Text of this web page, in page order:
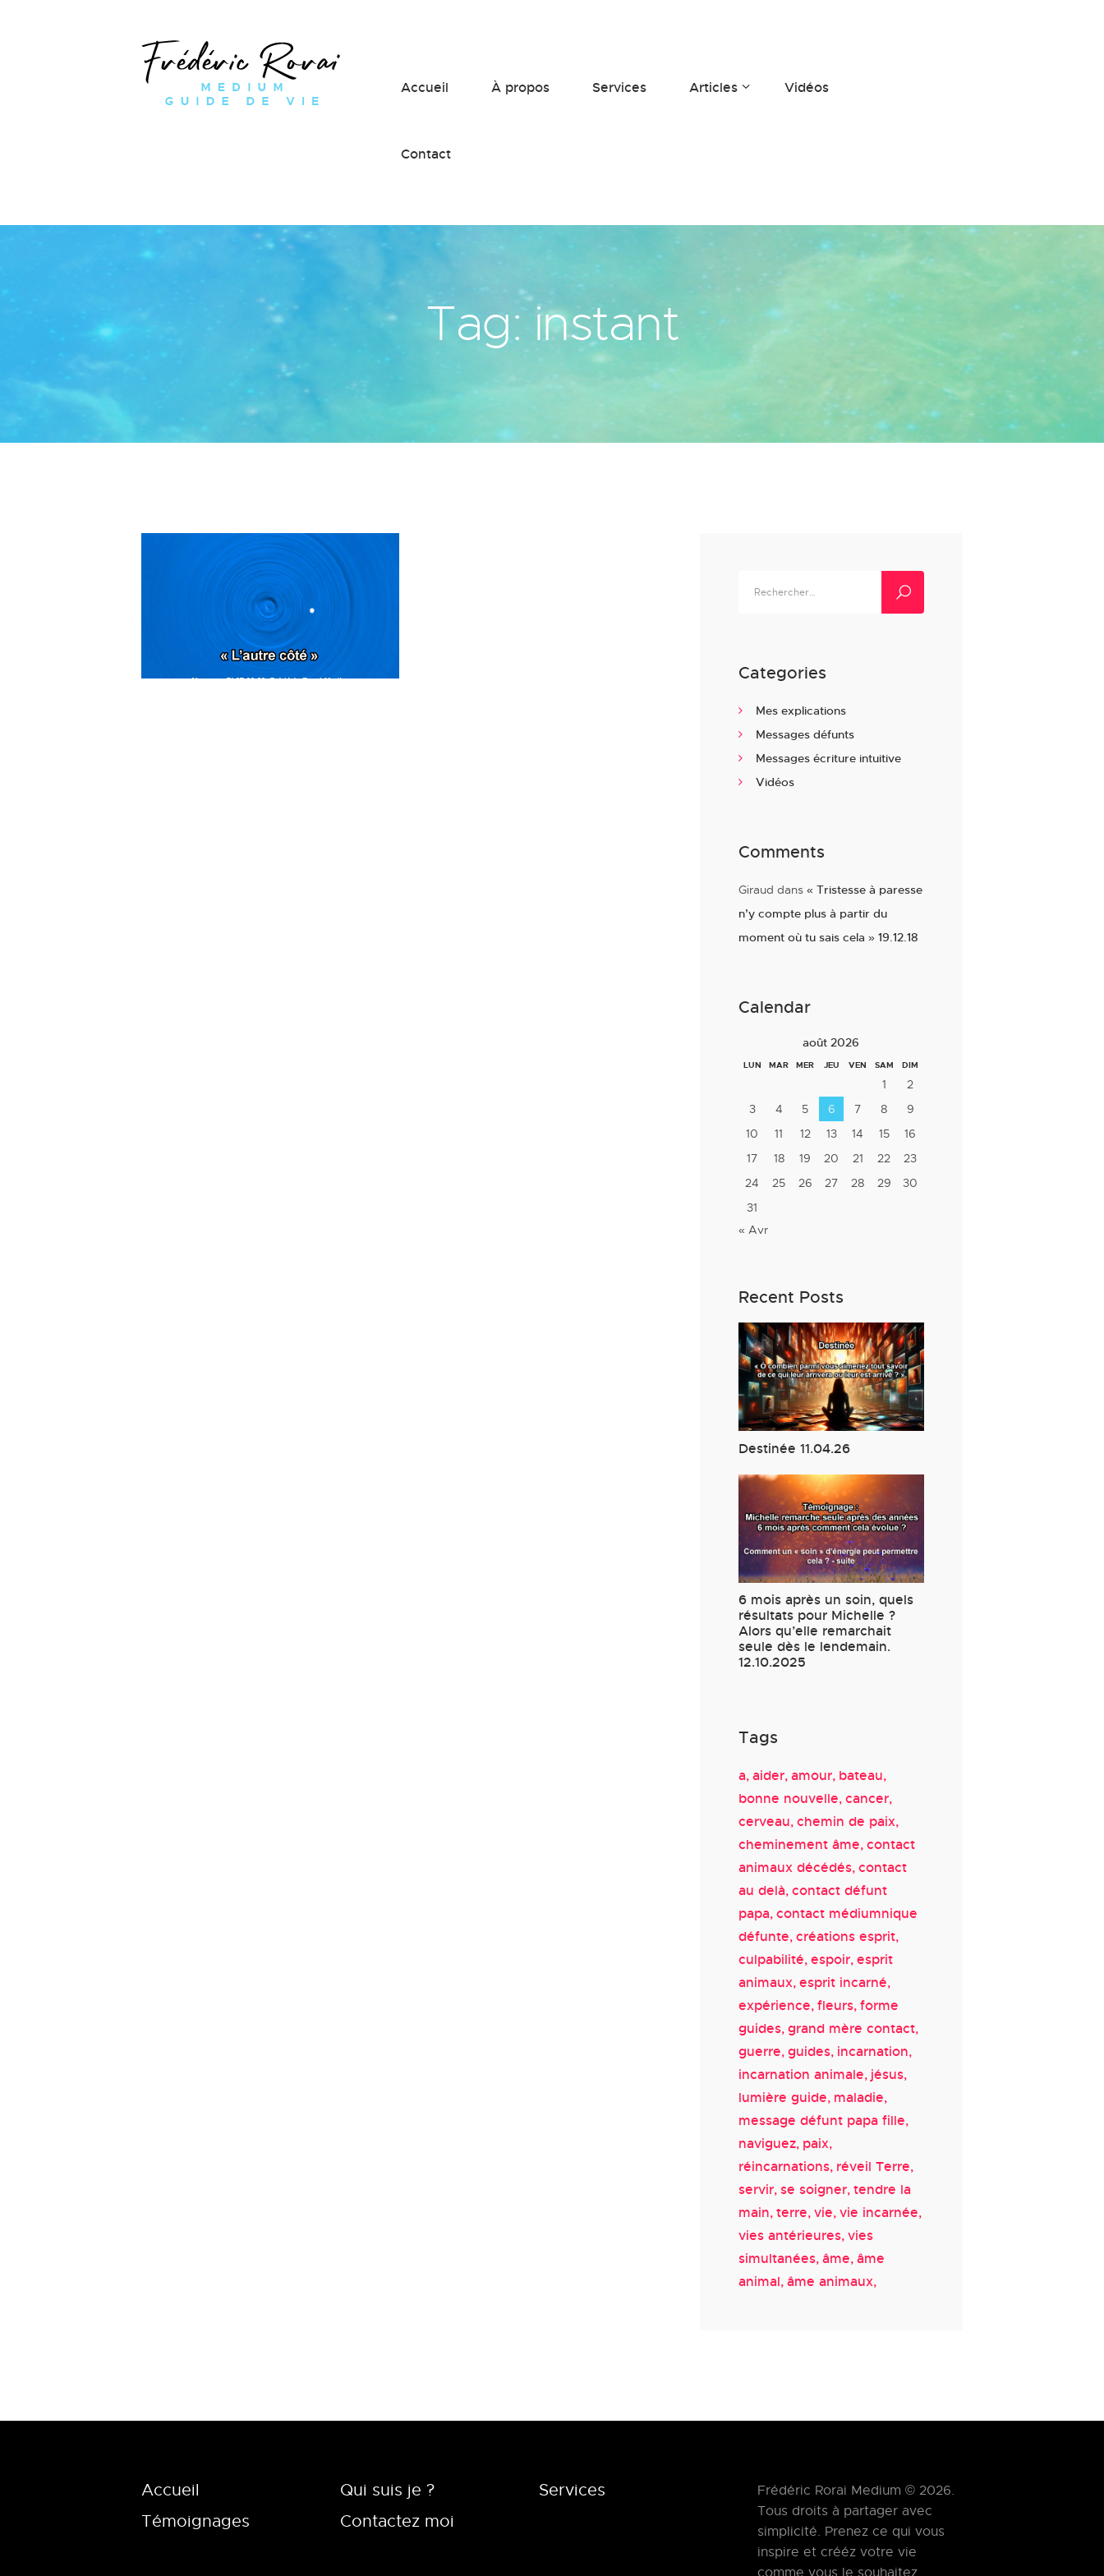
Accueil À propos Services Articles Vidéos
Contact
Tag: instant
Categories
Mes explications
Messages défunts
Messages écriture intuitive
Vidéos
Comments
Giraud dans« Tristesse à paresse
n’y compte plus à partir du
moment où tu sais cela » 19.12.18
Calendar
août 2026
LUN MAR MER JEU VEN SAM DIM
1
2
3
4 5 6 7 8
9
10
11 12 13 14 15
16
17
18 19 20 21 22
23
24
25 26 27 28 29
30
31
« Avr
Recent Posts
Destinée 11.04.26
6 mois après un soin, quels
résultats pour Michelle ?
Alors qu’elle remarchait
seule dès le lendemain.
12.10.2025
Tags
a aider amour bateau
bonne nouvelle cancer
cerveau chemin de paix
cheminement âme contact
animaux décédés contact
au delà contact défunt
papa contact médiumnique
défunte créations esprit
culpabilité espoir esprit
animaux esprit incarné
expérience fleurs forme
guides grand mère contact
guerre guides incarnation
incarnation animale jésus
lumière guide maladie
message défunt papa fille
naviguez paix
réincarnations réveil Terre
servir se soigner tendre la
main terre vie vie incarnée
vies antérieures vies
simultanées âme âme
animal âme animaux
Accueil Qui suis je ?
Services
Témoignages
Contactez moi
Frédéric Rorai Medium © 2026.
Tous droits à partager avec
simplicité. Prenez ce qui vous
inspire et crééz votre vie
comme vous le souhaitez.